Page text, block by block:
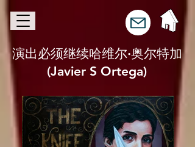
演出必须继续哈维尔·奥尔特加
(Javier S Ortega)